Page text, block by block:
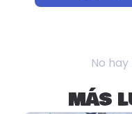
No
MÁS